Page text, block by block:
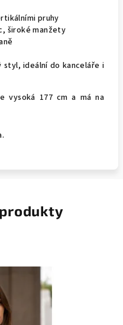
pruhy
široké manžety
styl, ideální do kanceláře i
vysoká 177 cm a má na